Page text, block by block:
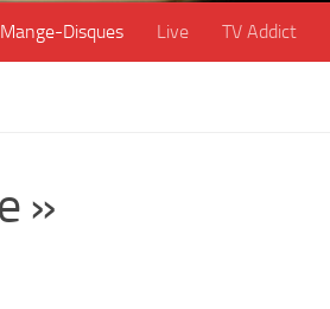
Mange-Disques Live TV Addict
»